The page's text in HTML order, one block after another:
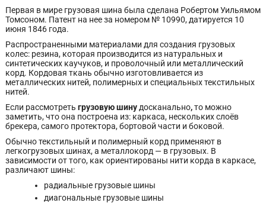
Первая в мире грузовая шина была сделана Робертом Уильямом
Томсоном. Патент на нее за номером № 10990, датируется 10
июня 1846 года.
Распространенными материалами для создания грузовых
колес: резина, которая производится из натуральных и
синтетических каучуков, и проволочный или металлический
корд. Кордовая ткань обычно изготовливается из
металлических нитей, полимерных и специальных текстильных
нитей.
Если рассмотреть грузовую шину досканально,то можно
заметить, что она построена из: каркаса, нескольких слоёв
брекера, самого протектора, бортовой части и боковой.
Обычно текстильный и полимерный корд применяют в
легкогрузовых шинах, а металлокорд — в грузовых. В
зависимости от того, как ориентированы нити корда в каркасе,
различают шины:
радиальные грузовые шины
диагональные грузовые шины